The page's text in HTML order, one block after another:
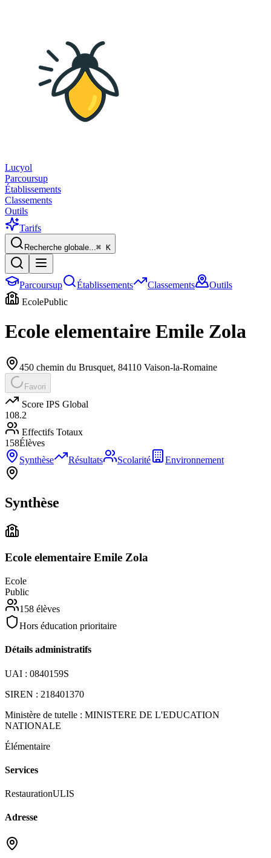
Lucyol
Parcoursup
Établissements
Classements
Outils
Tarifs
Recherche globale...⌘ K
Parcoursup Établissements Classements
Outils
EcolePublic
Ecole elementaire Emile Zola
450 chemin du Brusquet, 84110 Vaison-la-Romaine
Favori
Score IPS Global
108.2
Effectifs Totaux
158Élèves
Synthèse
Résultats Scolarité Environnement
Synthèse
Ecole elementaire Emile Zola
Ecole
Public
158 élèves
Hors éducation prioritaire
Détails administratifs
UAI : 0840159S
SIREN : 218401370
Ministère de tutelle : MINISTERE DE L'EDUCATION
NATIONALE
Élémentaire
Services
RestaurationULIS
Adresse